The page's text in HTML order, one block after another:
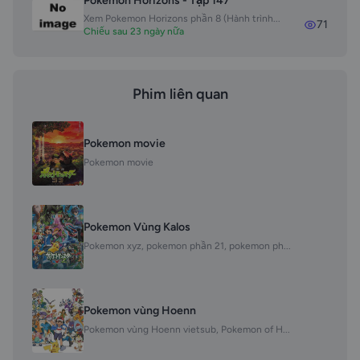
Xem Pokemon Horizons phần 8 (Hành trình...
Chiếu sau 23 ngày nữa
71
Phim liên quan
Pokemon movie
Pokemon movie
Pokemon Vùng Kalos
Pokemon xyz, pokemon phần 21, pokemon ph...
Pokemon vùng Hoenn
Pokemon vùng Hoenn vietsub, Pokemon of H...